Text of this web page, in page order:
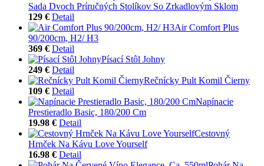
Sada Dvoch Príručných Stolíkov So Zrkadlovým Sklom
129 € Detail
Air Comfort Plus
90/200cm, H2/ H3
369 € Detail
Písací Stôl Johny
249 € Detail
Rečnícky Pult Komil Čierny
109 € Detail
Napínacie
Prestieradlo Basic, 180/200 Cm
19.98 € Detail
Cestovný
Hrnček Na Kávu Love Yourself
16.98 € Detail